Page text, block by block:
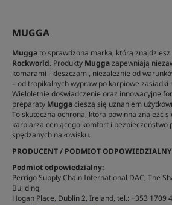
MUGGA
Muggato sprawdzona marka, którą
Rockworld. Produkty Muggazapewniają
komarami i kleszczami, niezależnie od
– od tropikalnych wypraw po karpiowe zasiadki
Wieloletnie doświadczenie oraz innowacyjne
preparaty Muggacieszą się uznaniem
To skuteczna ochrona, która powinna znaleźć
karpiarza ceniącego komfort i bezpieczeństwo
spędzanych na łowisku.
PRODUCENT / PODMIOT
Podmiot odpowiedzialny:
Perrigo Supply Chain International DAC, The
Building,
Hogan Place, Dublin 2, Ireland, tel.: +353 1709